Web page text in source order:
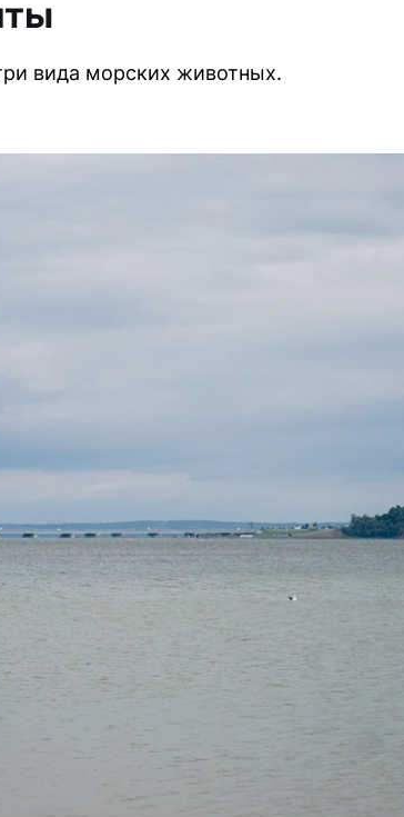
вида морских животных.